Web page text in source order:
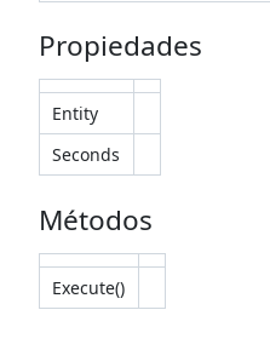
Propiedades
Entity
Seconds
Métodos
Execute()